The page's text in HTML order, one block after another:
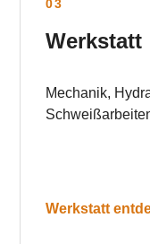
03
Werkstatt
Mechanik,
Werkstatt